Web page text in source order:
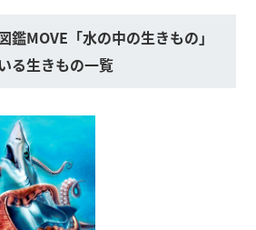
鑑MOVE「水の中の生きもの」
る生きもの一覧